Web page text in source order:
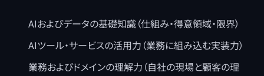
AIおよびデータの基礎知識（仕組み・得意領域・限界）
AIツール・サービスの活用力（業務に組み込む実装力）
業務およびドメインの理解力（自社の現場と顧客の理